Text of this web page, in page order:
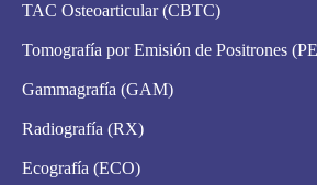
TAC Osteoarticular (CBTC)
Tomografía por Emisión de Positrones
Gammagrafía (GAM)
Radiografía (RX)
Ecografía (ECO)